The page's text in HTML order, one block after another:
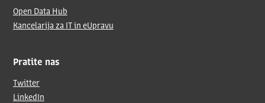
Open Data Hub
Kancelarija za IT in eUpravu
Pratite nas
Twitter
LinkedIn